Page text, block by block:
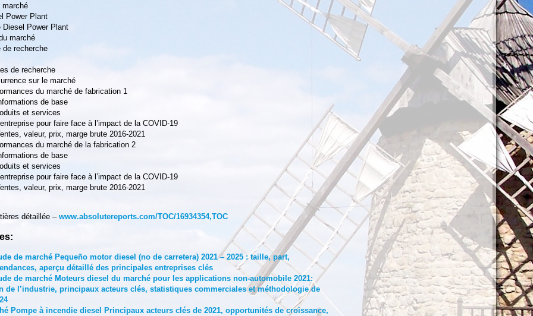
marché
Power Plant
Diesel Power Plant
marché
de recherche
de recherche
sur le marché
du marché de fabrication 1
de base
et services
pour faire face à l’impact de la COVID-19
valeur, prix, marge brute 2016-2021
du marché de la fabrication 2
de base
et services
pour faire face à l’impact de la COVID-19
valeur, prix, marge brute 2016-2021
détaillée – www.absolutereports.com/TOC/16934354,TOC
de marché Pequeño motor diesel (no de carretera) 2021 – 2025 : taille, part,
aperçu détaillé des principales entreprises clés
de marché Moteurs diesel du marché pour les applications non-automobile 2021:
de l’industrie, principaux acteurs clés, statistiques commerciales et méthodologie de
Pompe à incendie diesel Principaux acteurs clés de 2021, opportunités de croissance,